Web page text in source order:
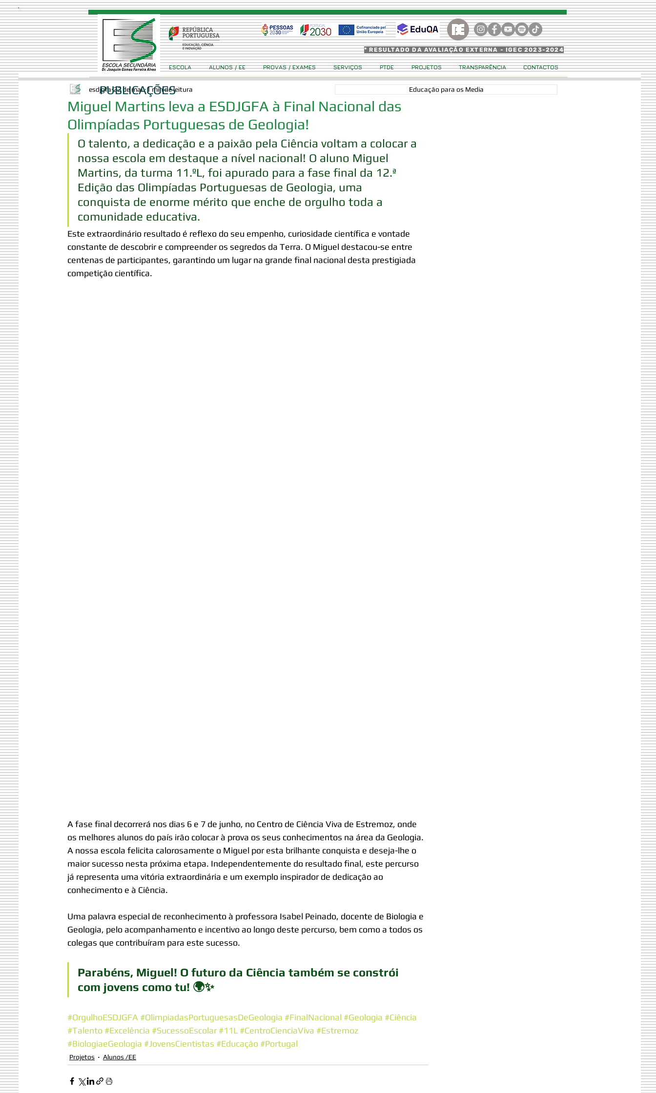
Miguel Martins leva a ESDJGFA à Final Nacional das
Olimpíadas Portuguesas de Geologia!
esdjgfa 22 de mai. 1 min de leitura
O talento, a dedicação e a paixão pela Ciência voltam a colocar a
nossa escola em destaque a nível nacional! O aluno Miguel
Martins, da turma 11.ºL, foi apurado para a fase final da 12.ª
Edição das Olimpíadas Portuguesas de Geologia, uma
conquista de enorme mérito que enche de orgulho toda a
comunidade educativa.
Este extraordinário resultado é reflexo do seu empenho, curiosidade científica e vontade
constante de descobrir e compreender os segredos da Terra. O Miguel destacou-se entre
centenas de participantes, garantindo um lugar na grande final nacional desta prestigiada
competição científica.
A fase final decorrerá nos dias 6 e 7 de junho, no Centro de Ciência Viva de Estremoz, onde
os melhores alunos do país irão colocar à prova os seus conhecimentos na área da Geologia.
A nossa escola felicita calorosamente o Miguel por esta brilhante conquista e deseja-lhe o
maior sucesso nesta próxima etapa. Independentemente do resultado final, este percurso
já representa uma vitória extraordinária e um exemplo inspirador de dedicação ao
conhecimento e à Ciência.
Uma palavra especial de reconhecimento à professora Isabel Peinado, docente de Biologia e
Geologia, pelo acompanhamento e incentivo ao longo deste percurso, bem como a todos os
colegas que contribuíram para este sucesso.
Parabéns, Miguel! O futuro da Ciência também se constrói
com jovens como tu! 🌍✨
#OrgulhoESDJGFA #OlimpiadasPortuguesasDeGeologia #FinalNacional #Geologia #Ciência
#Talento #Excelência #SucessoEscolar #11L #CentroCienciaViva #Estremoz
#BiologiaeGeologia #JovensCientistas #Educação #Portugal
Projetos Alunos /EE
PUBLICAÇÕES Educação para os Media
ESCOLA ALUNOS / EE PROVAS / EXAMES SERVIÇOS PTDE PROJETOS TRANSPARÊNCIA CONTACTOS
* RESULTADO DA AVALIAÇÃO EXTERNA - IGEC 2023-2024